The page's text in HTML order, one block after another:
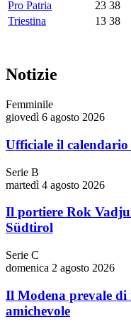
Pro Patria 23 38
Triestina
13 38
Notizie
Femminile
giovedì 6 agosto 2026
Ufficiale il
Serie B
martedì 4 agosto 2026
Il portiere Rok
Südtirol
Serie C
domenica 2 agosto 2026
Il Modena prevale
amichevole